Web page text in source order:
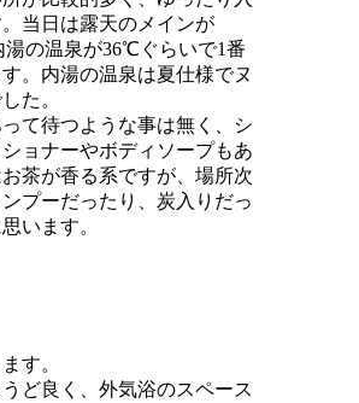
当日は露天のメインが
の温泉が36℃ぐらいで1番
。内湯の温泉は夏仕様でヌ
た。
て待つような事は無く、シ
ョナーやボディソープもあ
茶が香る系ですが、場所次
プーだったり、炭入りだっ
います。
す。
ど良く、外気浴のスペース